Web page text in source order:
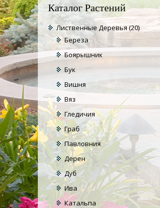
Каталог Растений
Лиственные Деревья (20)
Береза
Боярышник
Бук
Вишня
Вяз
Гледичия
Граб
Павловния
Дерен
Дуб
Ива
Катальпа